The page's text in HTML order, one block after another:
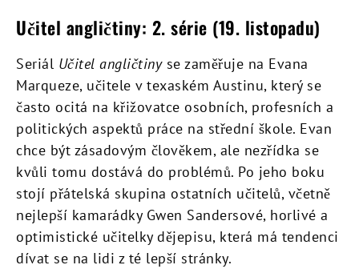
Učitel angličtiny: 2. série (19. listopadu)
Seriál Učitel angličtinyse zaměřuje na Evana
Marqueze, učitele v texaském Austinu, který se
často ocitá na křižovatce osobních, profesních a
politických aspektů práce na střední škole. Evan
chce být zásadovým člověkem, ale nezřídka se
kvůli tomu dostává do problémů. Po jeho boku
stojí přátelská skupina ostatních učitelů, včetně
nejlepší kamarádky Gwen Sandersové, horlivé a
optimistické učitelky dějepisu, která má tendenci
dívat se na lidi z té lepší stránky.